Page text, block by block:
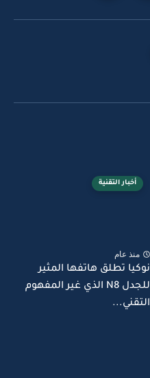
أخبار التقنية
منذ عام
نوكيا تطلق هاتفها المثير
للجدل N8 الذي غير المفهوم
التقني...